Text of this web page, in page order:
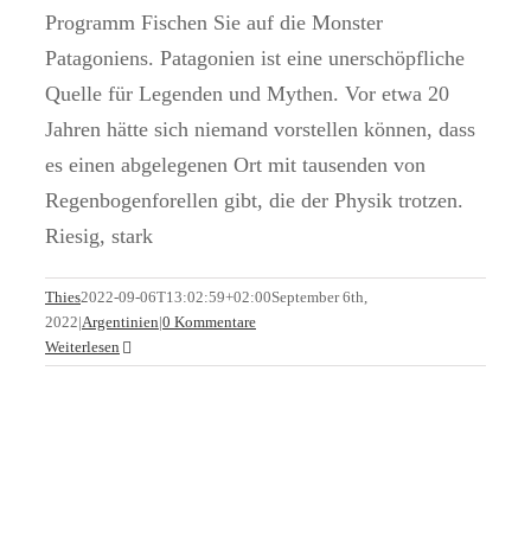
Programm Fischen Sie auf die Monster
Patagoniens. Patagonien ist eine unerschöpfliche
Quelle für Legenden und Mythen. Vor etwa 20
Jahren hätte sich niemand vorstellen können, dass
es einen abgelegenen Ort mit tausenden von
Regenbogenforellen gibt, die der Physik trotzen.
Riesig, stark
Thies2022-09-06T13:02:59+02:00September 6th,
2022|Argentinien|0 Kommentare
Weiterlesen
Die Saison in Las Buitreras hat begonnen
Argentinien